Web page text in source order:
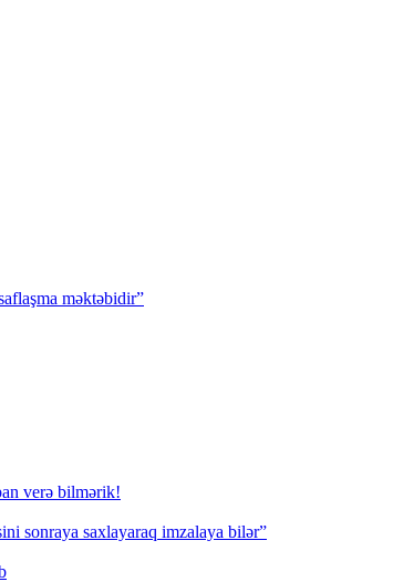
məktəbidir”
verə bilmərik!
sonraya saxlayaraq imzalaya bilər”